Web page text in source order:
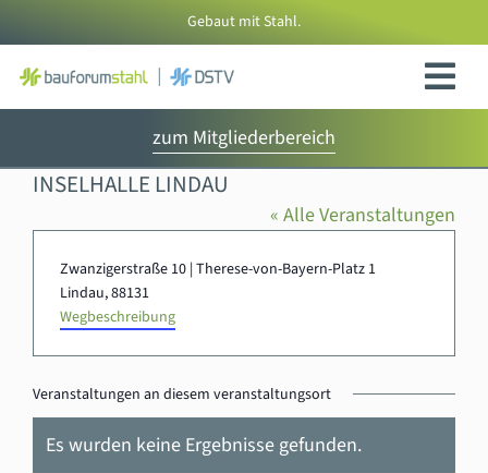
Inhalt
springen
Gebaut mit Stahl.
zum Mitgliederbereich
INSELHALLE LINDAU
« Alle Veranstaltungen
Adresse
Zwanzigerstraße 10 | Therese-von-Bayern-Platz 1
Lindau,88131
Wegbeschreibung
Veranstaltungen an diesem veranstaltungsort
Hinweis
Es wurden keine Ergebnisse gefunden.